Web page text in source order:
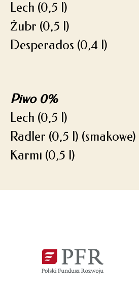
Lech (0,5 l)
Żubr (0,5 l)
Desperados (0,4 l)
Piwo 0%
Lech (0,5 l)
Radler (0,5 l) (smakowe)
Karmi (0,5 l)